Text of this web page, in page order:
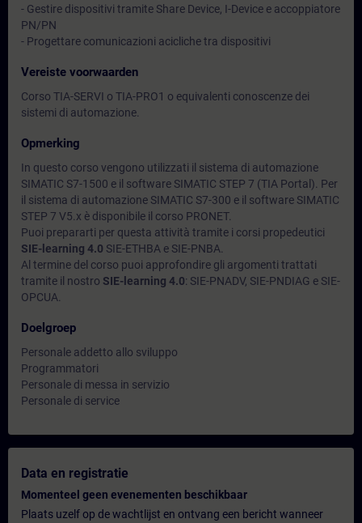
- Gestire dispositivi tramite Share Device, I-Device e accoppiatore
PN/PN
- Progettare comunicazioni acicliche tra dispositivi
Vereiste voorwaarden
Corso TIA-SERVI o TIA-PRO1 o equivalenti conoscenze dei
sistemi di automazione.
Opmerking
In questo corso vengono utilizzati il sistema di automazione
SIMATIC S7-1500 e il software SIMATIC STEP 7 (TIA Portal). Per
il sistema di automazione SIMATIC S7-300 e il software SIMATIC
STEP 7 V5.x è disponibile il corso PRONET.
Puoi prepararti per questa attività tramite i corsi propedeutici
SIE-learning 4.0 SIE-ETHBA e SIE-PNBA.
Al termine del corso puoi approfondire gli argomenti trattati
tramite il nostro SIE-learning 4.0: SIE-PNADV, SIE-PNDIAG e SIE-
OPCUA.
Doelgroep
Personale addetto allo sviluppo
Programmatori
Personale di messa in servizio
Personale di service
Data en registratie
Momenteel geen evenementen beschikbaar
Plaats uzelf op de wachtlijst en ontvang een bericht wanneer